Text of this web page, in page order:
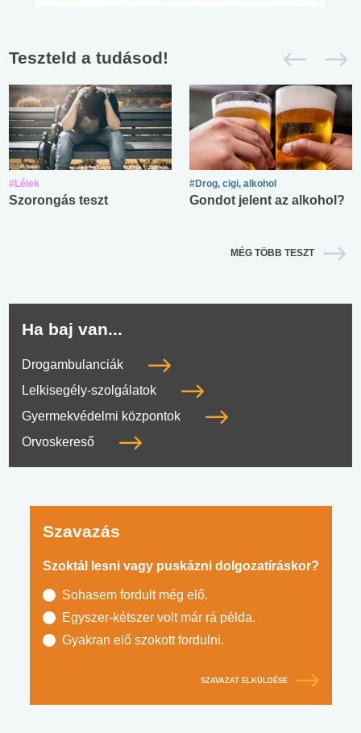
Teszteld a tudásod!
#Lélek
Szorongás teszt
#Drog, cigi, alkohol
Gondot jelent az alkohol?
MÉG TÖBB TESZT
Ha baj van...
Drogambulanciák
Lelkisegély-szolgálatok
Gyermekvédelmi központok
Orvoskereső
Szavazás
Szoktál lesni vagy puskázni dolgozatíráskor?
Sohasem fordult még elő.
Egyszer-kétszer volt már rá példa.
Gyakran elő szokott fordulni.
SZAVAZAT ELKÜLDÉSE